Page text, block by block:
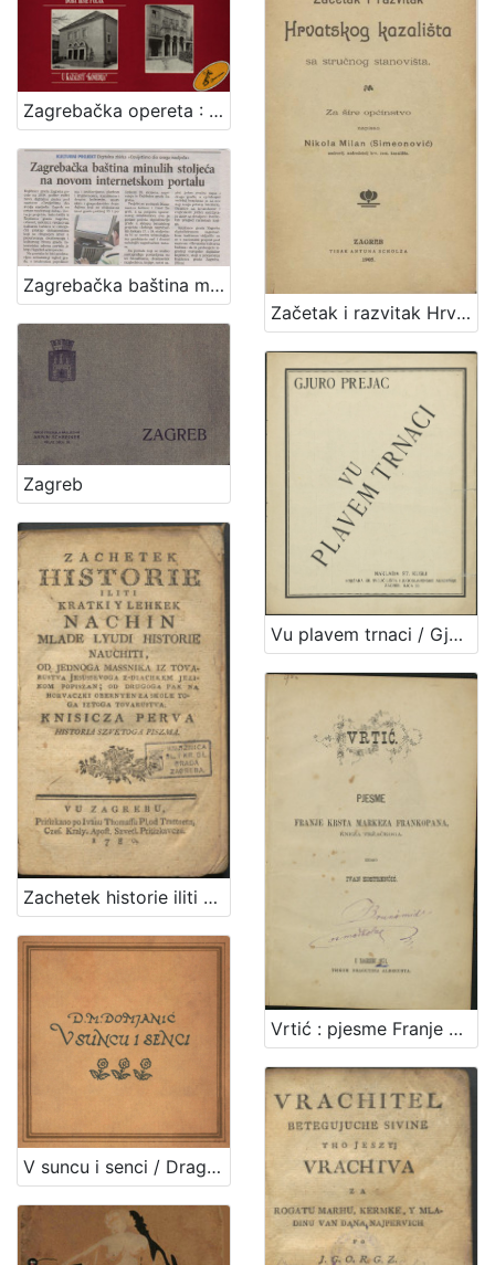
Zagrebačka opereta : 1900.-1960. : ulomci
Zagrebačka baština minulih stoljeća na novom internetskom portalu
Zagreb
Začetak i razvitak Hrvatskog kazališta sa stručnog stanovišta : za šire općinstvo / napisao Nikola Milan (Simeonović)
Zachetek historie iliti Kratki y lehkek nachin mlade lyudi historie nauchiti : knisicza perva : historia Szvetoga Piszma / od Jednoga Massnika iz Tovarustva Jesussevoga z-diachkem jezikom popiszan ; od drugoga pak na horvaczki obernyen za skole toga iztoga tovarustva
Vu plavem trnaci / Gjuro Prejac
V suncu i senci / Dragutin M. Domjanić ; [zredila, nakinčila i z rukom na kamen napisala Olga Höcker]
Vrtić : pjesme Franje Krsta markeza Frankopana, kneza Tržačkoga / izdao Ivan Kostrenčić